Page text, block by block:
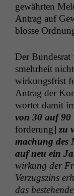
gewährten
Antrag auf
blosse
Der
s­mehrheit
wirkungs­frist
Antrag der
wortet damit
von 30 auf 90
forderung] zu
machung des
auf neu ein
wirkung der
Verzugszins
das